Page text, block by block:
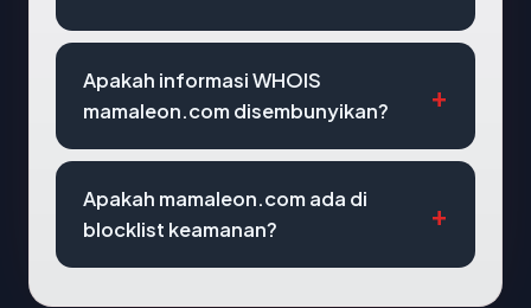
Apakah informasi WHOIS
mamaleon.com disembunyikan?
Apakah mamaleon.com ada di
blocklist keamanan?